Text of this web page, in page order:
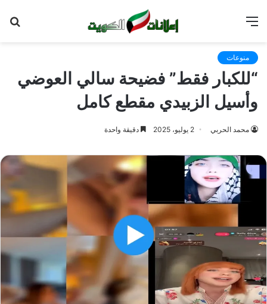
منوعات
“للكبار فقط” فضيحة سالي العوضي
وأسيل الزبيدي مقطع كامل
محمد الحربي 2 يوليو، 2025 دقيقة واحدة